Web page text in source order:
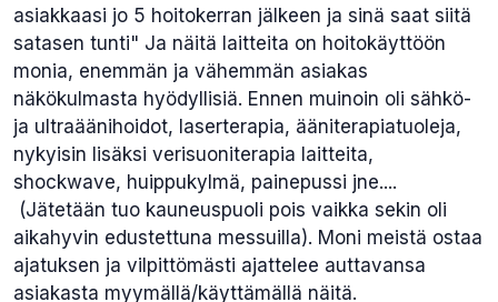
asiakkaasi jo 5 hoitokerran jälkeen ja sinä saat siitä
satasen tunti" Ja näitä laitteita on hoitokäyttöön
monia, enemmän ja vähemmän asiakas
näkökulmasta hyödyllisiä. Ennen muinoin oli sähkö-
ja ultraäänihoidot, laserterapia, ääniterapiatuoleja,
nykyisin lisäksi verisuoniterapia laitteita,
shockwave, huippukylmä, painepussi jne....
(Jätetään tuo kauneuspuoli pois vaikka sekin oli
aikahyvin edustettuna messuilla). Moni meistä ostaa
ajatuksen ja vilpittömästi ajattelee auttavansa
asiakasta myymällä/käyttämällä näitä.